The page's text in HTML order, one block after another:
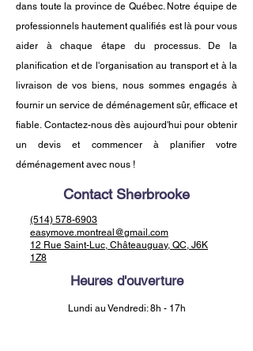
dans toute la province de Québec. Notre équipe de
professionnels hautement qualifiés est là pour vous
aider à chaque étape du processus. De la
planification et de l'organisation au transport et à la
livraison de vos biens, nous sommes engagés à
fournir un service de déménagement sûr, efficace et
fiable. Contactez-nous dès aujourd'hui pour obtenir
un devis et commencer à planifier votre
déménagement avec nous !
Contact Sherbrooke
(514) 578-6903
easymove.montreal@gmail.com
12 Rue Saint-Luc, Châteauguay, QC, J6K
1Z8
Heures d'ouverture
Lundi au Vendredi: 8h - 17h